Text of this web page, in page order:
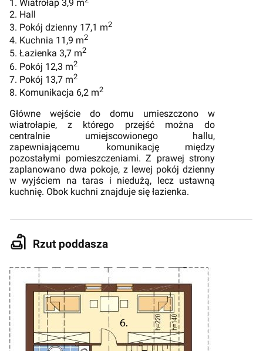
1. Wiatrołap 3,9 m
2. Hall
3. Pokój dzienny 17,1 m2
4. Kuchnia 11,9 m2
5. Łazienka 3,7 m2
6. Pokój 12,3 m2
7. Pokój 13,7 m2
8. Komunikacja 6,2 m2
Główne wejście do domu umieszczono w
wiatrołapie, z którego przejść można do
centralnie umiejscowionego hallu,
zapewniającemu komunikację między
pozostałymi pomieszczeniami. Z prawej strony
zaplanowano dwa pokoje, z lewej pokój dzienny
w wyjściem na taras i niedużą, lecz ustawną
kuchnię. Obok kuchni znajduje się łazienka.
Rzut poddasza